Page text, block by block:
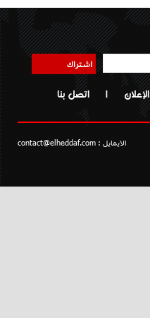
اشتراك
الإعلان | اتصل بنا
الايمايل : contact@elheddaf.com